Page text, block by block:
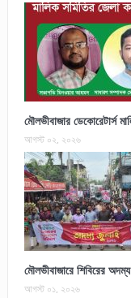
মৌলভীবাজার ডেকোরেটার্স
আগস্ট ০২, ২০২৬
মৌলভীবাজারে শিবিরের
আগস্ট ০১, ২০২৬